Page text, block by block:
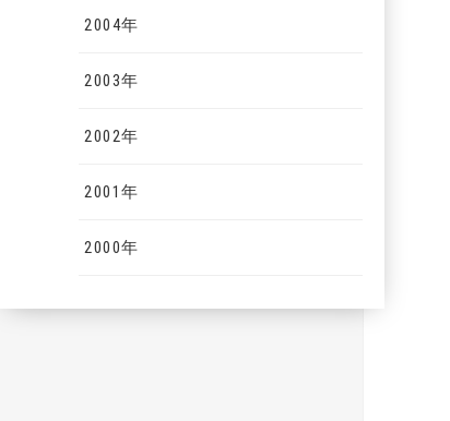
2004年
2003年
2002年
2001年
2000年